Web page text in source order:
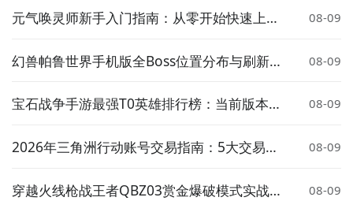
元气唤灵师新手入门指南：从零开始快速上手
08-09
幻兽帕鲁世界手机版全Boss位置分布与刷新点
08-09
宝石战争手游最强T0英雄排行榜：当前版本高
08-09
2026年三角洲行动账号交易指南：5大交易平
08-09
穿越火线枪战王者QBZ03赏金爆破模式实战表
08-09